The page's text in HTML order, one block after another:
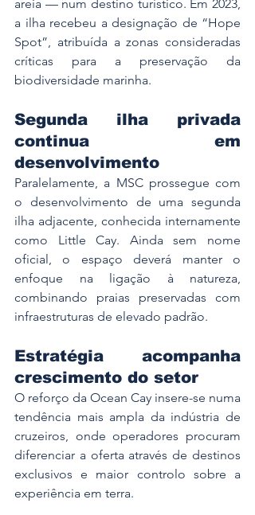
areia — num destino turístico. Em 2023,
a ilha recebeu a designação de “Hope
Spot”, atribuída a zonas consideradas
críticas para a preservação da
biodiversidade marinha.
Segunda ilha privada
continua em
desenvolvimento
Paralelamente, a MSC prossegue com
o desenvolvimento de uma segunda
ilha adjacente, conhecida internamente
como Little Cay. Ainda sem nome
oficial, o espaço deverá manter o
enfoque na ligação à natureza,
combinando praias preservadas com
infraestruturas de elevado padrão.
Estratégia acompanha
crescimento do setor
O reforço da Ocean Cay insere-se numa
tendência mais ampla da indústria de
cruzeiros, onde operadores procuram
diferenciar a oferta através de destinos
exclusivos e maior controlo sobre a
experiência em terra.